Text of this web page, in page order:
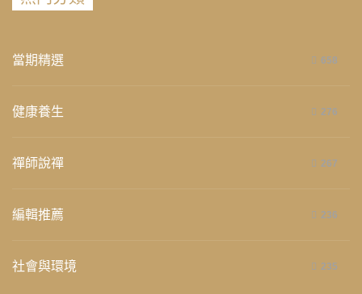
當期精選 658
健康養生 276
禪師說禪 267
編輯推薦 236
社會與環境 235